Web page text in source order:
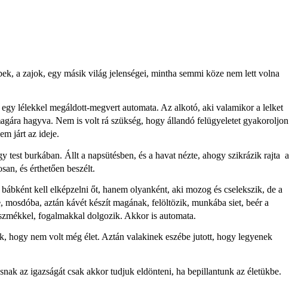
a zajok, egy másik világ jelenségei, mintha semmi köze nem lett volna
lélekkel megáldott-megvert automata. Az alkotó, aki valamikor a lelket
hagyva. Nem is volt rá szükség, hogy állandó felügyeletet gyakoroljon
járt az ideje.
test burkában. Állt a napsütésben, és a havat nézte, ahogy szikrázik rajta a
és érthetően beszélt.
kell elképzelni őt, hanem olyanként, aki mozog és cselekszik, de a
aztán kávét készít magának, felöltözik, munkába siet, beér a
fogalmakkal dolgozik. Akkor is automata.
nem volt még élet. Aztán valakinek eszébe jutott, hogy legyenek
az igazságát csak akkor tudjuk eldönteni, ha bepillantunk az életükbe.